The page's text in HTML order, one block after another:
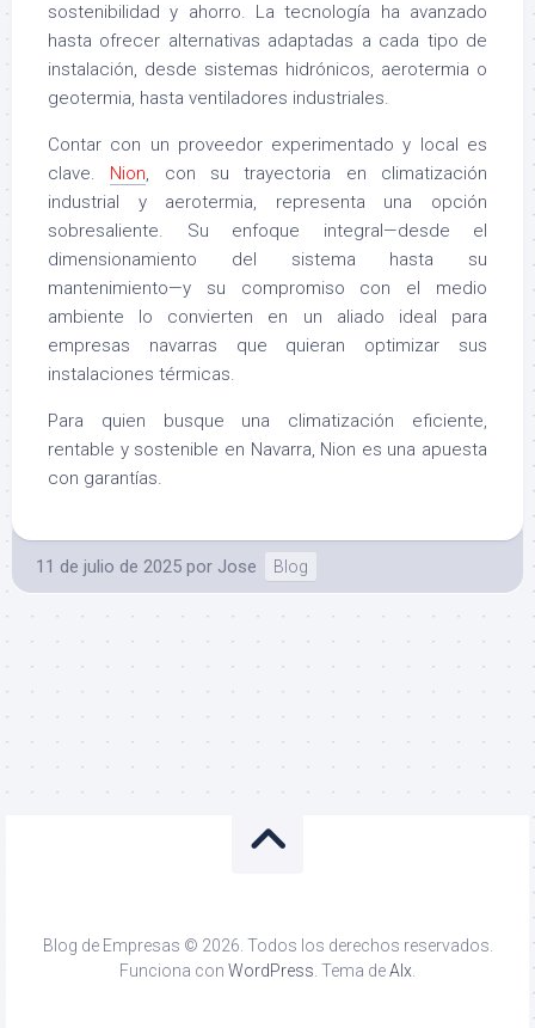
sostenibilidad y ahorro. La tecnología ha avanzado
hasta ofrecer alternativas adaptadas a cada tipo de
instalación, desde sistemas hidrónicos, aerotermia o
geotermia, hasta ventiladores industriales.
Contar con un proveedor experimentado y local es
clave. Nion, con su trayectoria en climatización
industrial y aerotermia, representa una opción
sobresaliente. Su enfoque integral—desde el
dimensionamiento del sistema hasta su
mantenimiento—y su compromiso con el medio
ambiente lo convierten en un aliado ideal para
empresas navarras que quieran optimizar sus
instalaciones térmicas.
Para quien busque una climatización eficiente,
rentable y sostenible en Navarra, Nion es una apuesta
con garantías.
11 de julio de 2025 por Jose Blog
Blog de Empresas © 2026. Todos los derechos reservados.
Funciona con WordPress. Tema deAlx.